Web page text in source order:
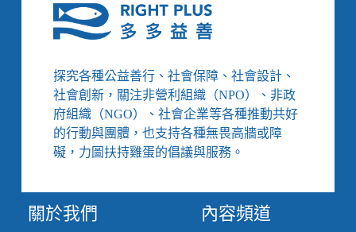
探究各種公益善行、社會保障、社會設計、
社會創新，關注非營利組織（NPO）、非政
府組織（NGO）、社會企業等各種推動共好
的行動與團體，也支持各種無畏高牆或障
礙，力圖扶持雞蛋的倡議與服務。
關於我們 內容頻道